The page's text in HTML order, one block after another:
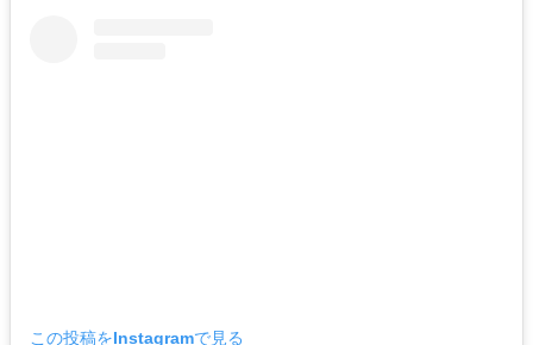
この投稿をInstagramで見る